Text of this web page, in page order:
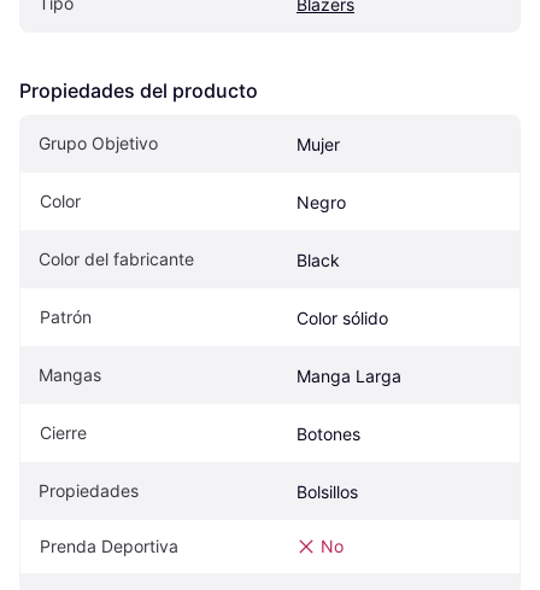
Propiedades del producto
Grupo Objetivo Mujer
Color Negro
Color del fabricante Black
Patrón Color sólido
Mangas Manga Larga
Cierre Botones
Propiedades Bolsillos
Prenda Deportiva No